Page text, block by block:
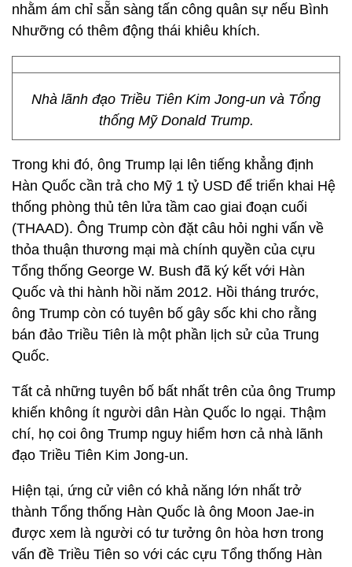
nhằm ám chỉ sẵn sàng tấn công quân sự nếu Bình
Nhưỡng có thêm động thái khiêu khích.
Nhà lãnh đạo Triều Tiên Kim Jong-un và Tổng
thống Mỹ Donald Trump.
Trong khi đó, ông Trump lại lên tiếng khẳng định
Hàn Quốc cần trả cho Mỹ 1 tỷ USD để triển khai Hệ
thống phòng thủ tên lửa tầm cao giai đoạn cuối
(THAAD). Ông Trump còn đặt câu hỏi nghi vấn về
thỏa thuận thương mại mà chính quyền của cựu
Tổng thống George W. Bush đã ký kết với Hàn
Quốc và thi hành hồi năm 2012. Hồi tháng trước,
ông Trump còn có tuyên bố gây sốc khi cho rằng
bán đảo Triều Tiên là một phần lịch sử của Trung
Quốc.
Tất cả những tuyên bố bất nhất trên của ông Trump
khiến không ít người dân Hàn Quốc lo ngại. Thậm
chí, họ coi ông Trump nguy hiểm hơn cả nhà lãnh
đạo Triều Tiên Kim Jong-un.
Hiện tại, ứng cử viên có khả năng lớn nhất trở
thành Tổng thống Hàn Quốc là ông Moon Jae-in
được xem là người có tư tưởng ôn hòa hơn trong
vấn đề Triều Tiên so với các cựu Tổng thống Hàn